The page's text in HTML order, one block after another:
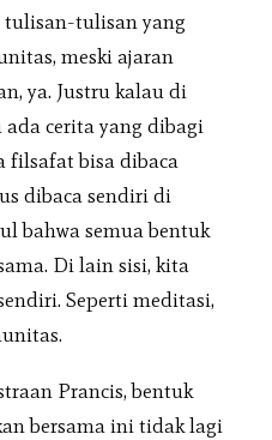
tulisan-tulisan yang
meski ajaran
ya. Justru kalau di
ada cerita yang dibagi
filsafat bisa dibaca
dibaca sendiri di
bahwa semua bentuk
Di lain sisi, kita
Seperti meditasi,
Prancis, bentuk
bersama ini tidak lagi